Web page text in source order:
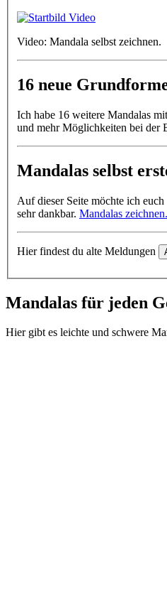
Video: Mandala selbst zeichnen.
16 neue
Ich habe 16 weitere Mandalas
und mehr Möglichkeiten bei der
Mandalas selbst
Auf dieser Seite möchte ich euch dazu ermuntern,
sehr dankbar. Mandalas zeichnen.
Hier findest du alte Meldungen
Mandalas für jeden
Hier gibt es leichte und schwere